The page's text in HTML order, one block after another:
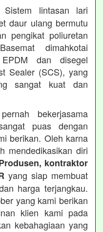
Sistem lintasan lari
daur ulang bermutu
pengikat poliuretan
dimahkotai
dan disegel
Sealer (SCS), yang
sangat kuat dan
bekerjasama
puas dengan
berikan. Oleh karna
mendedikasikan diri
kontraktor
yang siap membuat
harga terjangkau.
yang kami berikan
klien kami pada
kebahagiaan yang